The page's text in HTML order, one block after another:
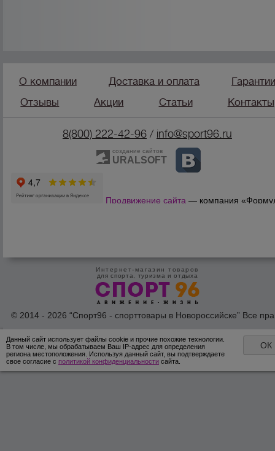
О компании Доставка и оплата
Отзывы
Акции Статьи Контакты
8(800) 222-42-96/ info@sport96.ru
создание сайтов
URALSOFT
Продвижение сайта — компания
Интернет-магазин товаров
для спорта, туризма и отдыха
© 2014 - 2026 “Спорт96 - спорттовары в Новороссийске” Все
Данный сайт использует файлы cookie и прочие похожие технологии.
В том числе, мы обрабатываем Ваш IP-адрес для определения
региона местоположения. Используя данный сайт, вы подтверждаете
свое согласие с политикой конфиденциальности сайта.
ОК